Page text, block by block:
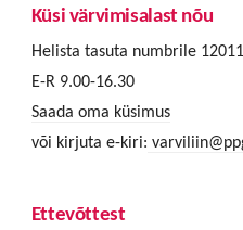
Küsi värvimisalast nõu
Helista tasuta numbrile 12011
E-R 9.00-16.30
Saada oma küsimus
või kirjuta e-kiri:
Ettevõttest